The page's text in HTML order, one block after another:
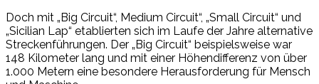
Doch mit „Big Circuit“, Medium Circuit“, „Small Circuit“ und
„Sicilian Lap“ etablierten sich im Laufe der Jahre alternative
Streckenführungen. Der „Big Circuit“ beispielsweise war
148 Kilometer lang und mit einer Höhendifferenz von über
1.000 Metern eine besondere Herausforderung für Mensch